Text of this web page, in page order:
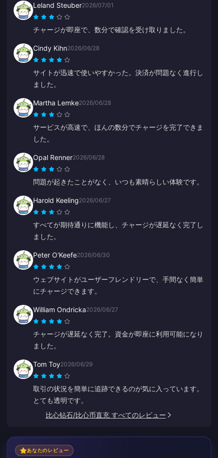
Leland Steuber2026/07/01
チャージが即座で、数分で確認を受け取りました。
Cindy Kihn2026/06/28
サイトが迅速で使いやすかった。決済が問題なく進行し
ました。
Martha Lemke2026/06/28
サービスが高速で、ほんの数分でチャージを完了できま
した。
Opal Renner2026/06/28
問題が起きたことがなく、いつも素晴らしい体験です。
Harold Keeling2026/06/27
すべてが期待通りに機能し、チャージが遅延なく完了し
ました。
Peter O'Keefe2026/06/30
ウェブサイトがユーザーフレンドリーで、手間なく簡単
にチャージできます。
William Ondricka2026/06/27
チャージが遅延なく完了。資金が即座に利用可能になり
ました。
Tom Toy2026/06/29
取引の状況を簡単に追跡できるのが気に入っています。
とても透明です。
比心钻石/比心币直充 すべてのレビュー
あなたのレビュー